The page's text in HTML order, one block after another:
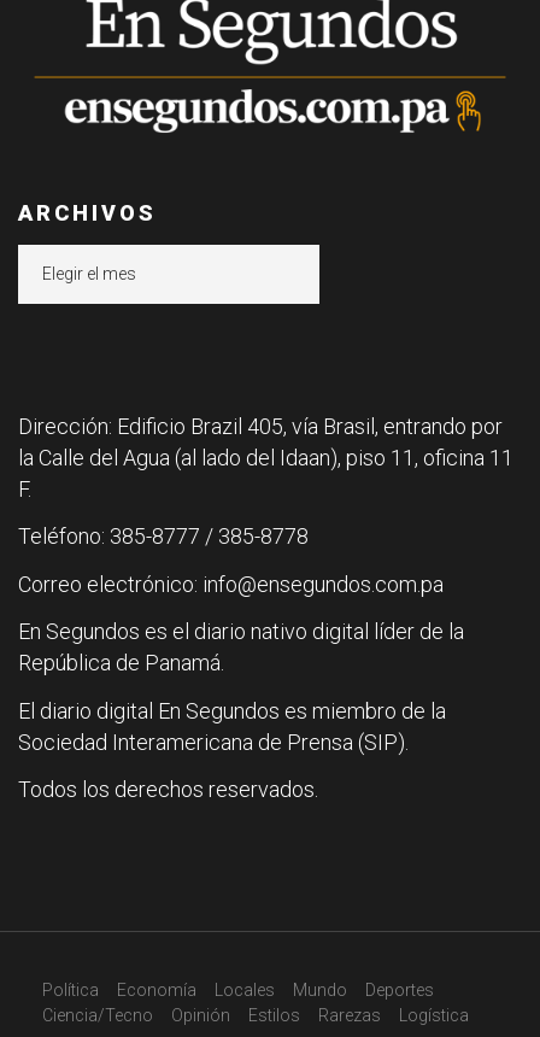
ARCHIVOS
Dirección: Edificio Brazil 405, vía Brasil, entrando por
la Calle del Agua (al lado del Idaan), piso 11, oficina 11
F.
Teléfono: 385-8777 / 385-8778
Correo electrónico: info@ensegundos.com.pa
En Segundos es el diario nativo digital líder de la
República de Panamá.
El diario digital En Segundos es miembro de la
Sociedad Interamericana de Prensa (SIP).
Todos los derechos reservados.
Política Economía Locales Mundo
Deportes
Ciencia/Tecno
Opinión Estilos Rarezas Logística